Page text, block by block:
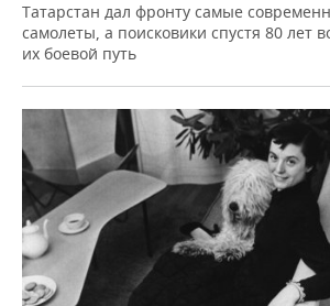
Татарстан дал фронту самые
самолеты, а поисковики спустя 80 лет
их боевой путь